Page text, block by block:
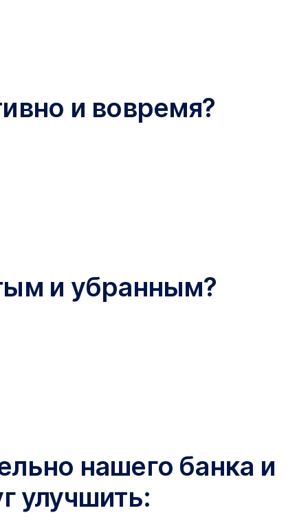
и вовремя?
и убранным?
нашего банка и
улучшить: